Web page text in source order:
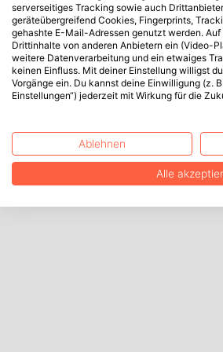
serverseitiges Tracking sowie auch
geräteübergreifend Cookies, Fingerprints,
gehashte E-Mail-Adressen genutzt werden.
Drittinhalte von anderen Anbietern ein (Video-
weitere Datenverarbeitung und ein etwaiges
keinen Einfluss. Mit deiner Einstellung willigst
Vorgänge ein. Du kannst deine Einwilligung (z.
Einstellungen“) jederzeit mit Wirkung für die
Ablehnen
Alle